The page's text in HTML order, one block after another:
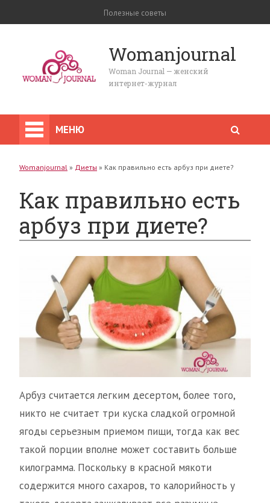
Полезные советы
Womanjournal
Woman Journal — женский
интернет-журнал
МЕНЮ
Womanjournal » Диеты » Как правильно есть арбуз при диете?
Как правильно есть
арбуз при диете?
Арбуз считается легким десертом, более того,
никто не считает три куска сладкой огромной
ягоды серьезным приемом пищи, тогда как вес
такой порции вполне может составить больше
килограмма. Поскольку в красной мякоти
содержится много сахаров, то калорийность у